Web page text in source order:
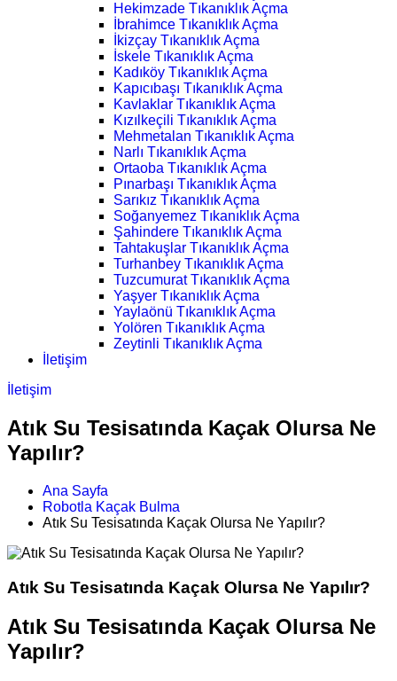
Hekimzade Tıkanıklık Açma
İbrahimce Tıkanıklık Açma
İkizçay Tıkanıklık Açma
İskele Tıkanıklık Açma
Kadıköy Tıkanıklık Açma
Kapıcıbaşı Tıkanıklık Açma
Kavlaklar Tıkanıklık Açma
Kızılkeçili Tıkanıklık Açma
Mehmetalan Tıkanıklık Açma
Narlı Tıkanıklık Açma
Ortaoba Tıkanıklık Açma
Pınarbaşı Tıkanıklık Açma
Sarıkız Tıkanıklık Açma
Soğanyemez Tıkanıklık Açma
Şahindere Tıkanıklık Açma
Tahtakuşlar Tıkanıklık Açma
Turhanbey Tıkanıklık Açma
Tuzcumurat Tıkanıklık Açma
Yaşyer Tıkanıklık Açma
Yaylaönü Tıkanıklık Açma
Yolören Tıkanıklık Açma
Zeytinli Tıkanıklık Açma
İletişim
İletişim
Atık Su Tesisatında Kaçak Olursa Ne
Yapılır?
Ana Sayfa
Robotla Kaçak Bulma
Atık Su Tesisatında Kaçak Olursa Ne Yapılır?
Atık Su Tesisatında Kaçak Olursa Ne Yapılır?
Atık Su Tesisatında Kaçak Olursa Ne
Yapılır?